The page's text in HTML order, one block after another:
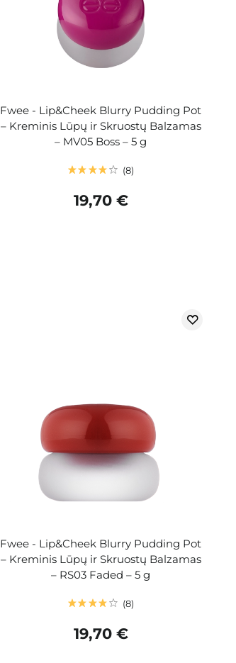
Fwee - Lip&Cheek Blurry Pudding Pot
– Kreminis Lūpų ir Skruostų Balzamas
– MV05 Boss – 5 g
8
19,70 €
Fwee - Lip&Cheek Blurry Pudding Pot
– Kreminis Lūpų ir Skruostų Balzamas
– RS03 Faded – 5 g
8
19,70 €